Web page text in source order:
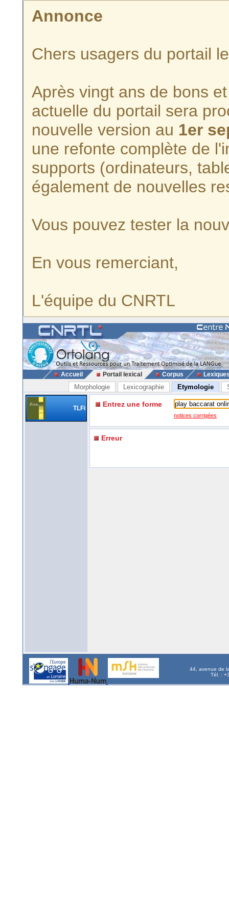
Annonce
Chers usagers du portail
Après vingt ans de bons
actuelle du portail sera
nouvelle version au 1er
une refonte complète de
supports (ordinateurs,
également de nouvelles
Vous pouvez tester la
En vous remerciant,
L'équipe du CNRTL
Accueil Portail lexical Corpus
Morphologie Lexicographie Etymologie
TLFi Entrez une forme
notices corrigées
Erreur
44, avenue de
Tél. :